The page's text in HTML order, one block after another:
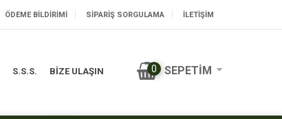
ÖDEME BILDIRIMI SIPARIŞ SORGULAMA İLETİŞİM
S.S.S. BİZE ULAŞIN 0 SEPETIM